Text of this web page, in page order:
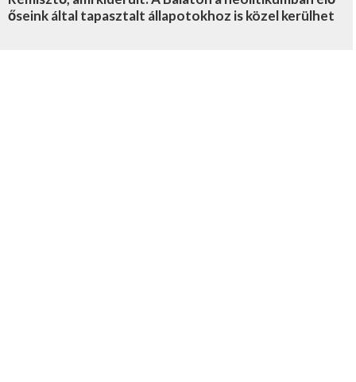
őseink által tapasztalt állapotokhoz is közel kerülhet